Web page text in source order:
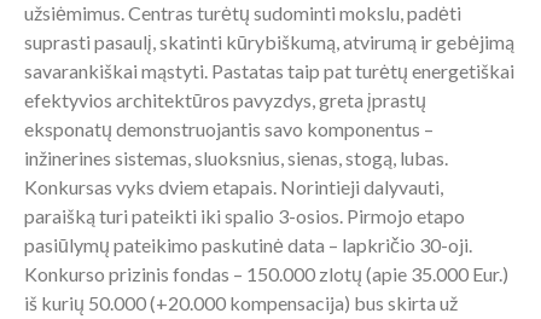
užsiėmimus. Centras turėtų sudominti mokslu, padėti
suprasti pasaulį, skatinti kūrybiškumą, atvirumą ir gebėjimą
savarankiškai mąstyti. Pastatas taip pat turėtų energetiškai
efektyvios architektūros pavyzdys, greta įprastų
eksponatų demonstruojantis savo komponentus –
inžinerines sistemas, sluoksnius, sienas, stogą, lubas.
Konkursas vyks dviem etapais. Norintieji dalyvauti,
paraišką turi pateikti iki spalio 3-osios. Pirmojo etapo
pasiūlymų pateikimo paskutinė data – lapkričio 30-oji.
Konkurso prizinis fondas – 150.000 zlotų (apie 35.000 Eur.)
iš kurių 50.000 (+20.000 kompensacija) bus skirta už